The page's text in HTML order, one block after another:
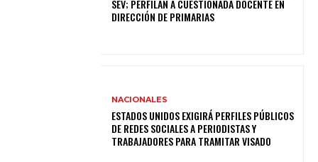
SEV; PERFILAN A CUESTIONADA DOCENTE EN
DIRECCIÓN DE PRIMARIAS
NACIONALES
ESTADOS UNIDOS EXIGIRÁ PERFILES PÚBLICOS
DE REDES SOCIALES A PERIODISTAS Y
TRABAJADORES PARA TRAMITAR VISADO